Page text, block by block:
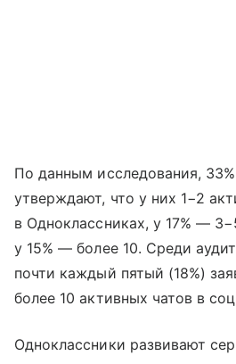
По данным исследования,
утверждают, что у них 1−2
в Одноклассниках, у 17% —
у 15% — более 10. Среди
почти каждый пятый (18%)
более 10 активных чатов в
Одноклассники развивают